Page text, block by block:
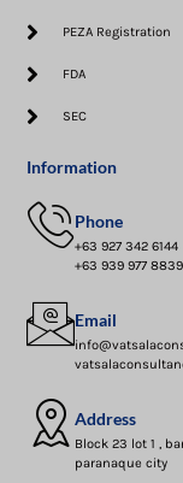
PEZA Registration
FDA
SEC
Information
Phone
+63 927 342 6144
+63 939 977 8839
Email
Address
Block 23 lot 1 ,
paranaque city